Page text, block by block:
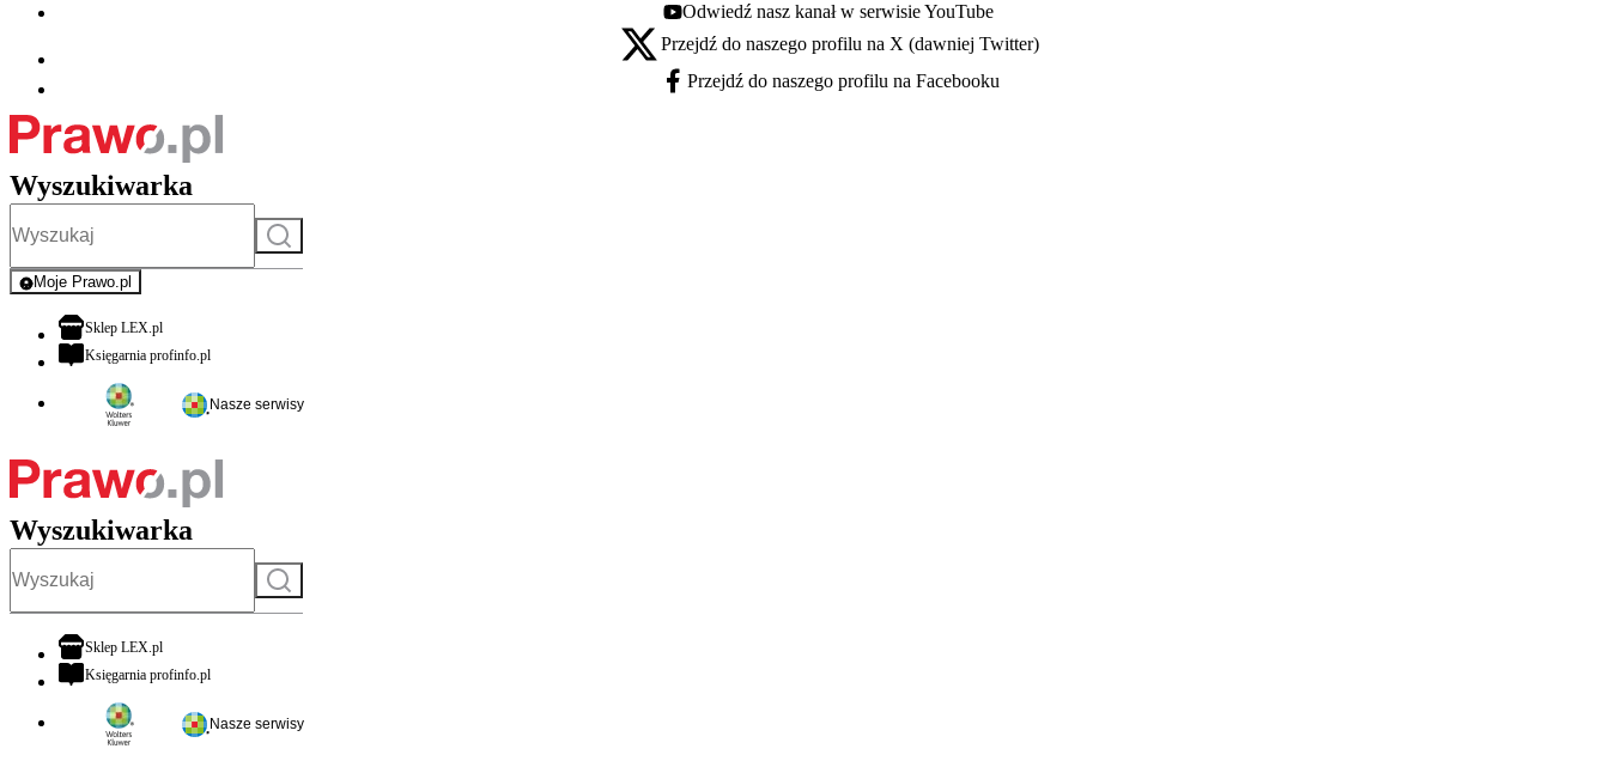
Youtube - otwiera się w nowej karcie
Odwiedź nasz kanał w serwisie YouTube
X - otwiera się w nowej karcie
Przejdź do naszego profilu na X (dawniej Twitter)
Facebook - otwiera się w nowej karcie
Przejdź do naszego profilu na Facebooku
Wyszukiwarka
Szukaj
Moje Prawo.pl
- rejestracja i logowanie do serwisu
Sklep LEX.plotwiera się w nowej karcie
Księgarnia profinfo.plotwiera się w nowej karcie
Nasze serwisy
Wyszukiwarka
Szukaj
Sklep LEX.plotwiera się w nowej karcie
Księgarnia profinfo.plotwiera się w nowej karcie
Nasze serwisy